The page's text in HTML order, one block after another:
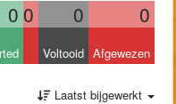
0 0 0 0
Voltooid Afgewezen
Laatst bijgewerkt